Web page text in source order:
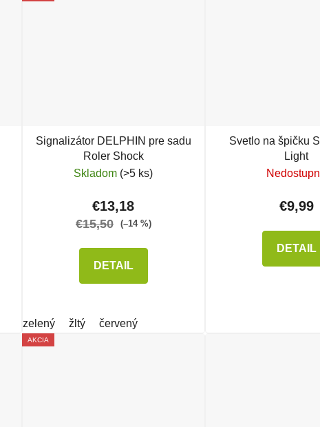
Signalizátor DELPHIN pre sadu
Roler Shock
Skladom (>5 ks)
€13,18
€15,50 (–14 %)
DETAIL
zelený žltý červený
Svetlo na špičku
Light
€9,99
DETAIL
AKCIA